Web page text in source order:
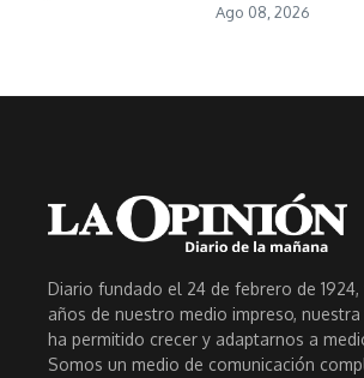
Ago 08, 2026
Diario fundado el 24 de febrero de
años de nuestro medio impreso,
ha permitido crecer y adaptarnos a
Somos un medio de comunicación